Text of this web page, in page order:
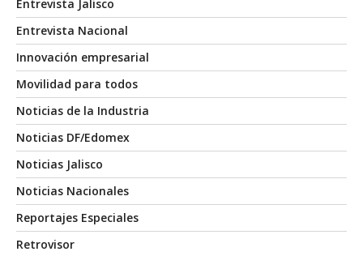
Entrevista Jalisco
Entrevista Nacional
Innovación empresarial
Movilidad para todos
Noticias de la Industria
Noticias DF/Edomex
Noticias Jalisco
Noticias Nacionales
Reportajes Especiales
Retrovisor